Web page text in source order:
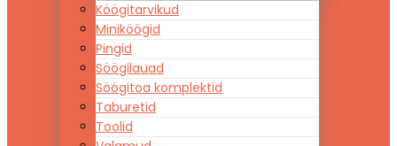
Köögitarvikud
Miniköögid
Pingid
Söögilauad
Söögitoa komplektid
Taburetid
Toolid